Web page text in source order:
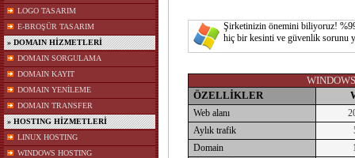
LOGO TASARIM
E-BROŞÜR TASARIM
» DOMAIN HİZMETLERİ
DOMAIN SORGULAMA
DOMAIN KAYIT
DOMAIN YENİLEME
DOMAIN TRANSFER
» HOSTING HİZMETLERİ
LINUX HOSTING
WINDOWS HOSTING
Şirketinizin önemini biliyoruz!
hiç bir kesinti ve güvenlik sorunu
ÖZELLİKLER
Web alanı
Aylık trafik
Domain